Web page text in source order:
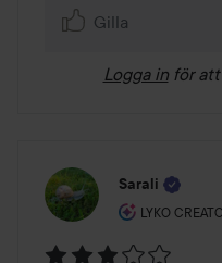
Gilla
Logga in för
Sarali
LYKO
Användarens